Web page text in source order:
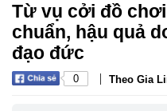
Từ vụ cởi đồ
chuẩn, hậu quả
đạo đức
0 | Theo Gia